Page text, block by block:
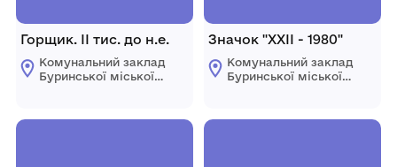
Горщик. ІІ тис. до н.е.
Комунальний заклад
Буринської міської
імені Павла Попова"
Значок "ХХІІ - 1980"
Комунальний заклад
Буринської міської
імені Павла Попова"